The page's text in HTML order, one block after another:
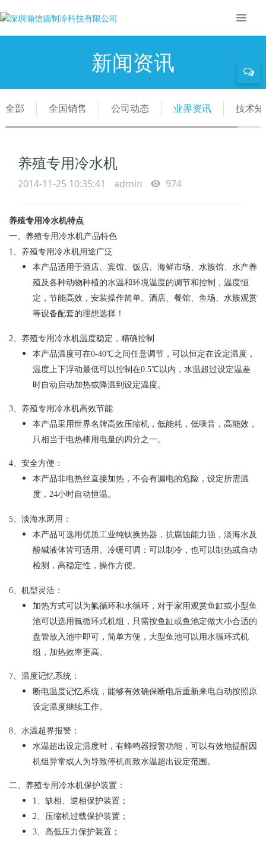
新闻资讯
全部 全国销售 公司动态 业界资讯 技术
养殖专用冷水机
2014-11-25 10:35:41 admin 974
养殖专用冷水机特点
一、养殖专用冷水机产品特色
1、养殖专用冷水机用途广泛
本产品适用于酒店、宾馆、饭店、海鲜市场、水族馆、水产养
殖及各种动物种植的水温和环境温度的调节和控制，温度恒
定，节能高效，安装操作简单。酒店、餐馆、鱼场、水族观赏
等设备配套的理想选择！
2、 养殖专用冷水机温度稳定，精确控制
本产品温度可在0-40℃之间任意调节，可以恒定在设定温度，
温度上下浮动最低可以控制在0.5℃以内，水温超过设定温差
时自动启动加热或降温到设定温度。
3、 养殖专用冷水机高效节能
本产品采用世界名牌高效压缩机，低能耗，低噪音，高能效，
只相当于电热棒用电量的四分之一。
4、 安全方便：
本产品非电热丝直接加热，不会有漏电的危险，设定所需温
度， 24小时自动恒温。
5、 淡海水两用：
本产品可选用优质工业纯钛换热器，抗腐蚀能力强，淡海水及
酸碱液体皆可适用。冷暖可调：可以制冷，也可以制热或自动
检测，高稳定性，操作方便。
6、 机型灵活：
加热方式可以为氟循环和水循环，对于家用观赏鱼缸或小型鱼
池可以选用氟循环式机组，只需按鱼缸或鱼池定做大小合适的
盘管放入池中即可，简单方便，大型鱼池可以用水循环式机
组，加热效率更高。
7、 温度记忆系统：
断电温度记忆系统，能够有效确保断电后重新来电自动按照原
设定温度继续工作。
8、 水温超界报警：
水温超出设定温度时，有蜂鸣器报警功能，可以有效地提醒因
机组异常或人为导致停机而致水温超出设定范围。
二、 养殖专用冷水机保护装置：
1、缺相、逆相保护装置；
2、压缩机过载保护装置；
3、高低压力保护装置；